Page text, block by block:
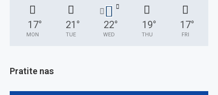
17°
MON
21 °
TUE
22°
WED
19°
THU
17°
FRI
Pratite nas